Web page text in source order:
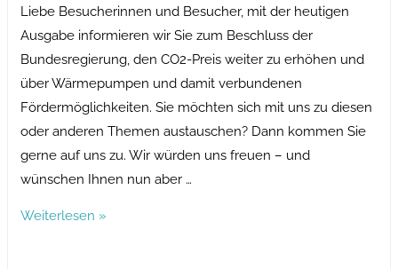
Liebe Besucherinnen und Besucher, mit der heutigen
Ausgabe informieren wir Sie zum Beschluss der
Bundesregierung, den CO2-Preis weiter zu erhöhen und
über Wärmepumpen und damit verbundenen
Fördermöglichkeiten. Sie möchten sich mit uns zu diesen
oder anderen Themen austauschen? Dann kommen Sie
gerne auf uns zu. Wir würden uns freuen – und
wünschen Ihnen nun aber …
Newsletter
Weiterlesen »